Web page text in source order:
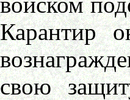
Карантир
свою